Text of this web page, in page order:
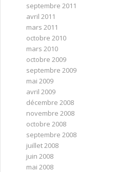
septembre 2011
avril 2011
mars 2011
octobre 2010
mars 2010
octobre 2009
septembre 2009
mai 2009
avril 2009
décembre 2008
novembre 2008
octobre 2008
septembre 2008
juillet 2008
juin 2008
mai 2008